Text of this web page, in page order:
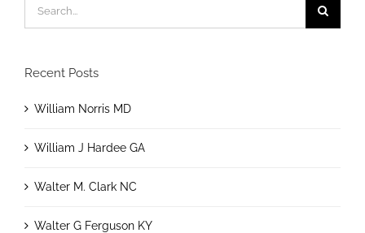
for:
Recent Posts
William Norris MD
William J Hardee GA
Walter M. Clark NC
Walter G Ferguson KY